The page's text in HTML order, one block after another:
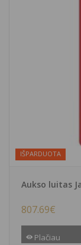
IŠPARDUOTA
Aukso luitas
807.69€
Plačiau